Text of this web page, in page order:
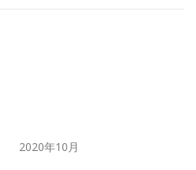
2020年10月